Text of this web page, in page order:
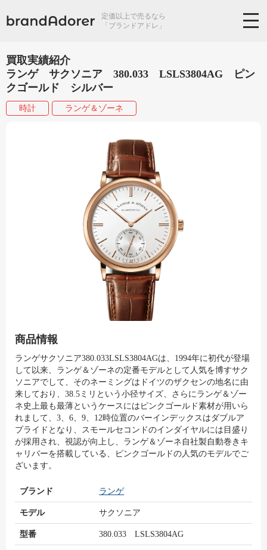
定価以上で売るなら
「ブランドアドレ」
買取実績紹介
ランゲ サクソニア 380.033 LSLS3804AG ピン
クゴールド シルバー
時計 ランゲ＆ゾーネ
商品情報
ランゲサクソニア380.033LSLS3804AGは、1994年に初代が登場
して以来、ランゲ＆ゾーネの定番モデルとして人気を博すサク
ソニアでして、そのネーミングはドイツのザクセンの地名に由
来しており、38.5ミリという小径サイズ、さらにランゲ＆ゾー
ネ史上最も最薄というケースにはピンクゴールド素材が用いら
れまして、3、6、9、12時位置のバーインデックスはダブルア
プライドとなり、スモールセコンドのインダイヤルには目盛り
が採用され、視認が向上し、ランゲ＆ゾーネ自社製自動巻きキ
ャリバーを搭載している、ピンクゴールドの人気のモデルでご
ざいます。
ブランド ランゲ
モデル サクソニア
型番 380.033 LSLS3804AG